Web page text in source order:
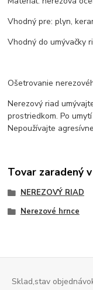
Vhodný pre: plyn,
Vhodný do umývačky
Ošetrovanie
Nerezový riad
prostriedkom. Po
Nepoužívajte
Tovar zaradený
NEREZOVÝ RIAD
Nerezové hrnce
Sklad,stav